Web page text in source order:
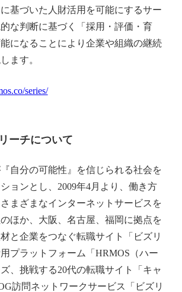
基づいた人財活用を可能にするサー
な判断に基づく「採用・評価・育
になることにより企業や組織の継続
ます。
series/
ーチについて
『自分の可能性』を信じられる社会を
ョンとし、2009年4月より、働き方
まざまなインターネットサービスを
ほか、大阪、名古屋、福岡に拠点を
と企業をつなぐ転職サイト「ビズリ
プラットフォーム「HRMOS（ハー
、挑戦する20代の転職サイト「キャ
訪問ネットワークサービス「ビズリ